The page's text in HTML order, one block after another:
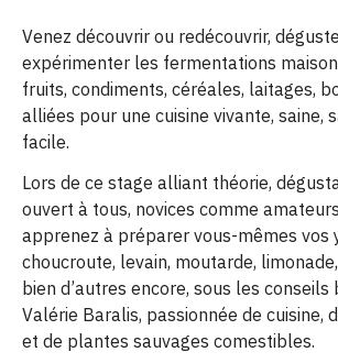
Venez découvrir ou redécouvrir,
expérimenter les fermentations
fruits, condiments, céréales, laitages,
alliées pour une cuisine vivante, saine,
facile.
Lors de ce stage alliant théorie,
ouvert à tous, novices comme
apprenez à préparer vous-mêmes vos
choucroute, levain, moutarde,
bien d’autres encore, sous les
Valérie Baralis, passionnée de cuisine,
et de plantes sauvages comestibles.